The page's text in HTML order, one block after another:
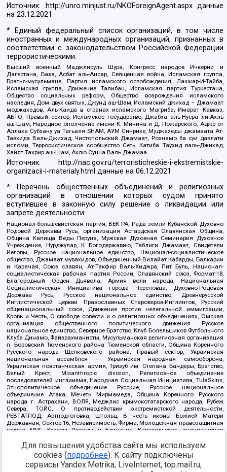
Источник: http://unro.minjust.ru/NKOForeignAgent.aspxданные
на23.12.2021
* Единый федеральный список организаций, в том числе
иностранных и международных организаций, признанных в
соответствии с законодательством Российской Федерации
террористическими:
Высший военный Маджлисуль Шура, Конгресс народов Ичкерии и
Дагестана, База, Асбат аль-Ансар, Священная война, Исламская группа,
Братья-мусульмане, Партия исламского освобождения, Лашкар-И-Тайба,
Исламская группа, Движение Талибан, Исламская партия Туркестана,
Общество социальных реформ, Общество возрождения исламского
наследия, Дом двух святых, Джунд аш-Шам, Исламский джихад – Джамаат
моджахедов, Аль-Каида в странах исламского Магриба, Имарат Кавказ,
АБТО, Правый сектор, Исламское государство, Джабха аль-Нусра ли-Ахль
аш-Шам, Народное ополчение имени К. Минина и Д. Пожарского, Аджр от
Аллаха Субхану уа Тагьаля SHAM, АУМ Синрике, Муджахеды джамаата Ат-
Тавхида Валь-Джихад, Чистопольский Джамаат, Рохнамо ба суи давлати
исломи, Террористическое сообщество Сеть, Катиба Таухид валь-Джихад,
Хайят Тахрир аш-Шам, Ахлю Сунна Валь Джамаа
Источник:
http://nac.gov.ru/terroristicheskie-i-ekstremistskie-
organizacii-i-materialy.html данные на06.12.2021
* Перечень общественных объединений и религиозных
организаций в отношении которых судом принято
вступившее в законную силу решение о ликвидации или
запрете деятельности:
Национал-большевистская партия, ВЕК РА, Рада земли Кубанской Духовно
Родовой Державы Русь, организация Асгардская Славянская Община,
Община Капища Веды Перуна, Мужская Духовная Семинария Духовное
Учреждение, Нурджулар, К Богодержавию, Таблиги Джамаат, Свидетели
Иеговы, Русское национальное единство, Национал-социалистическое
общество, Джамаат мувахидов, Объединенный Вилайат Кабарды, Балкарии
и Карачая, Союз славян, Ат-Такфир Валь-Хиджра, Пит Буль, Национал-
социалистическая рабочая партия России, Славянский союз, Формат-18,
Благородный Орден Дьявола, Армия воли народа, Национальная
Социалистическая Инициатива города Череповца, Духовно-Родовая
Держава Русь, Русское национальное единство, Древнерусской
Инглистической церкви Православных Староверов-Инглингов, Русский
общенациональный союз, Движение против нелегальной иммиграции,
Кровь и Честь, О свободе совести и о религиозных объединениях, Омская
организация общественного политического движения Русское
национальное единство, Северное Братство, Клуб Болельщиков Футбольного
Клуба Динамо, Файзрахманисты, Мусульманская религиозная организация
п. Боровский Тюменского района Тюменской области, Община Коренного
Русского народа Щелковского района, Правый сектор, Украинская
национальная ассамблея – Украинская народная самооборона,
Украинская повстанческая армия, Тризуб им. Степана Бандеры, Братство,
Белый Крест, Misanthropic division, Религиозное объединение
последователей инглиизма, Народная Социальная Инициатива, TulaSkins,
Этнополитическое объединение Русские, Русское национальное
объединение Атака, Мечеть Мирмамеда, Община Коренного Русского
народа г. Астрахани, ВОЛЯ, Меджлис крымскотатарского народа, Рубеж
Севера, ТОЙС, О противодействии экстремистской деятельности,
РЕВТАТПОД, Артподготовка, Штольц, В честь иконы Божией Матери
Державная, Сектор 16, Независимость, Фирма, Молодежная правозащитная
группа МПГ, Курсом Правды и Единения, Каракольская инициативная
Благотворительный пансионат Ак Умут, Русская республика Русь,
Арестантское уголовное единство, Башкорт, Нация и свобода, W.H.С., Фалунь
Дафа, Иртыш Ultras, Русский Патриотический клуб-Новокузнецк/РПК,
Сибирский державный союз, Фонд борьбы с коррупцией, Фонд защиты прав
Для повышения удобства сайта мы используем
cookies (подробнее). К сайту подключены
сервисы Yandex.Metrika, LiveInternet, top.mail.ru,